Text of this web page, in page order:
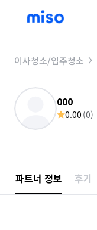
이사청소/입주청소
000
0.00 (0)
파트너 정보 후기